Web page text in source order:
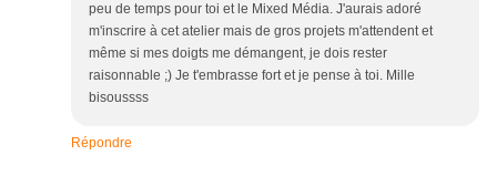
peu de temps pour toi et le Mixed Média. J'aurais adoré
m'inscrire à cet atelier mais de gros projets m'attendent et
même si mes doigts me démangent, je dois rester
raisonnable ;) Je t'embrasse fort et je pense à toi. Mille
bisoussss
Répondre